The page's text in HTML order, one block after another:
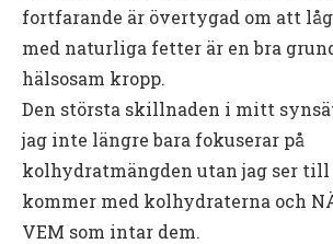
fortfarande är övertygad om att
med naturliga fetter är en bra
hälsosam kropp.
Den största skillnaden i mitt
jag inte längre bara fokuserar på
kolhydratmängden utan jag ser till
kommer med kolhydraterna och
VEM som intar dem.